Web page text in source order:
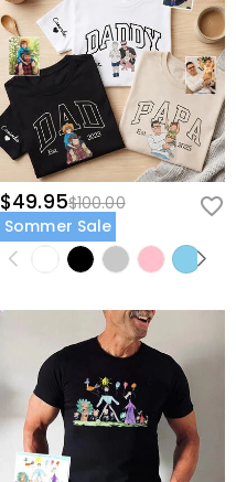
$49.95$100.00
Sommer Sale